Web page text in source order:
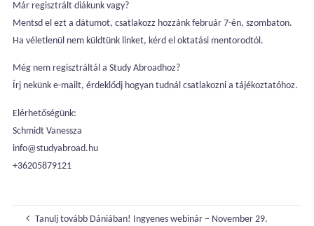
Már regisztrált diákunk vagy?
Mentsd el ezt a dátumot, csatlakozz hozzánk február 7-én, szombaton.
Ha véletlenül nem küldtünk linket, kérd el oktatási mentorodtól.
Még nem regisztráltál a Study Abroadhoz?
Írj nekünk e-mailt, érdeklődj hogyan tudnál csatlakozni a tájékoztatóhoz.
Elérhetőségünk:
Schmidt Vanessza
info@studyabroad.hu
+36205879121
Tanulj tovább Dániában! Ingyenes webinár – November 29.